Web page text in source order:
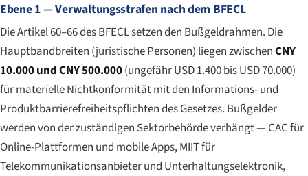
Ebene 1 — Verwaltungsstrafen nach dem BFECL
Die Artikel 60–66 des BFECL setzen den Bußgeldrahmen. Die
Hauptbandbreiten (juristische Personen) liegen zwischenCNY
10.000 und CNY 500.000(ungefähr USD 1.400 bis USD 70.000)
für materielle Nichtkonformität mit den Informations- und
Produktbarrierefreiheitspflichten des Gesetzes. Bußgelder
werden von der zuständigen Sektorbehörde verhängt — CAC für
Online-Plattformen und mobile Apps, MIIT für
Telekommunikationsanbieter und Unterhaltungselektronik,